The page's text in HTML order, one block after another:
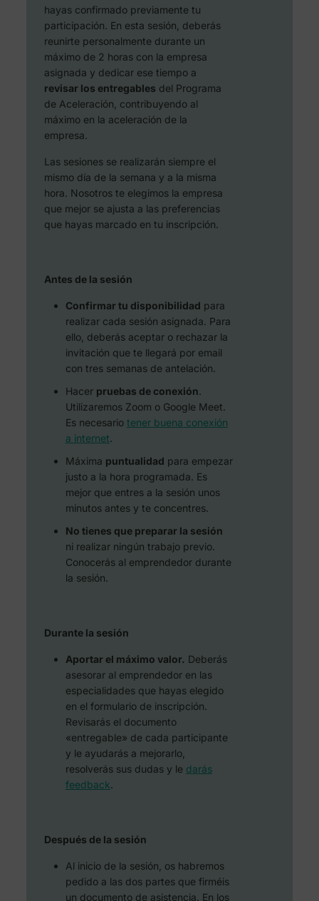
hayas confirmado previamente tu
participación. En esta sesión, deberás
reunirte personalmente durante un
máximo de 2 horas con la empresa
asignada y dedicar ese tiempo a
revisar los entregables del Programa
de Aceleración, contribuyendo al
máximo en la aceleración de la
empresa.
Las sesiones se realizarán siempre el
mismo día de la semana y a la misma
hora. Nosotros te elegimos la empresa
que mejor se ajusta a las preferencias
que hayas marcado en tu inscripción.
Antes de la sesión
Confirmar tu disponibilidad para
realizar cada sesión asignada. Para
ello, deberás aceptar o rechazar la
invitación que te llegará por email
con tres semanas de antelación.
Hacer pruebas de conexión.
Utilizaremos Zoom o Google Meet.
Es necesario tener buena conexión
a internet.
Máxima puntualidad para empezar
justo a la hora programada. Es
mejor que entres a la sesión unos
minutos antes y te concentres.
No tienes que preparar la sesión
ni realizar ningún trabajo previo.
Conocerás al emprendedor durante
la sesión.
Durante la sesión
Aportar el máximo valor. Deberás
asesorar al emprendedor en las
especialidades que hayas elegido
en el formulario de inscripción.
Revisarás el documento
«entregable» de cada participante
y le ayudarás a mejorarlo,
resolverás sus dudas y le darás
feedback.
Después de la sesión
Al inicio de la sesión, os habremos
pedido a las dos partes que firméis
un documento de asistencia. En los